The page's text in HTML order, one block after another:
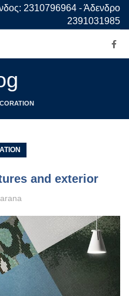
2310796964 - Άδενδρο
2391031985
and exterior